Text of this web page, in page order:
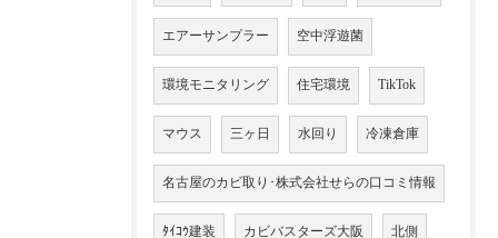
エアーサンプラー 空中浮遊菌
環境モニタリング 住宅環境 TikTok
マウス 三ヶ日 水回り 冷凍倉庫
名古屋のカビ取り･株式会社せらの口コミ情報
ﾀｲｺｳ建装 カビバスターズ大阪 北側